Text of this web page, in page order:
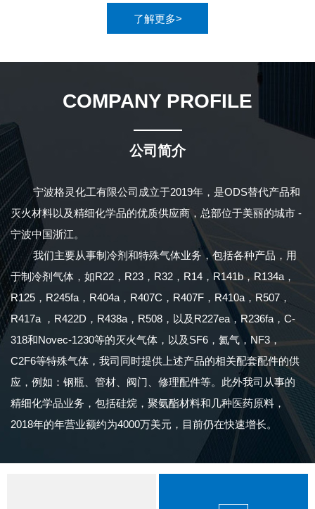
了解更多>
COMPANY PROFILE
公司简介
宁波格灵化工有限公司 成立于2019年，是ODS替代产品和
灭火材料以及精细化学品的优质供应商，总部位于美丽的城市 -
宁波中国浙江。
我们主要从事制冷剂和特殊气体业务，包括各种产品，用
于制冷剂气体，如R22，R23，R32，R14，R141b，R134a，
R125，R245fa，R404a，R407C，R407F，R410a，R507，
R417a ，R422D，R438a，R508，以及R227ea，R236fa，C-
318和Novec-1230等的灭火气体，以及SF6，氦气，NF3，
C2F6等特殊气体，我司同时提供上述产品的相关配套配件的供
应，例如：钢瓶、管材、阀门、修理配件等。此外我司从事的
精细化学品业务，包括硅烷，聚氨酯材料和几种医药原料，
2018年的年营业额约为4000万美元，目前仍在快速增长。